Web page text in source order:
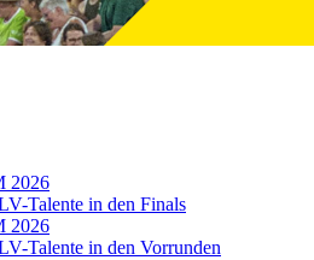
2026
Talente in den Finals
2026
Talente in den Vorrunden